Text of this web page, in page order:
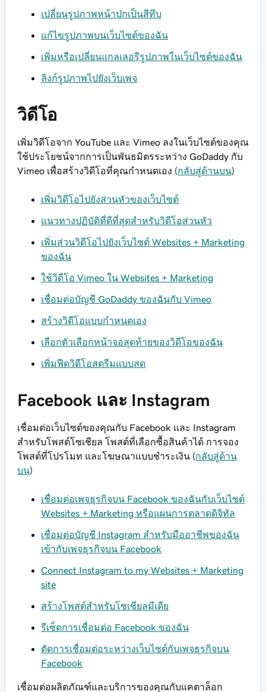
เปลี่ยนรูปภาพหน้าปกเป็นสีทึบ
แก้ไขรูปภาพบนเว็บไซต์ของฉัน
เพิ่มหรือเปลี่ยนแกลเลอรีรูปภาพในเว็บไซต์ของฉัน
ลิงก์รูปภาพไปยังเว็บเพจ
วิดีโอ
เพิ่มวิดีโอจาก YouTube และ Vimeo ลงในเว็บไซต์ของคุณ
ใช้ประโยชน์จากการเป็นพันธมิตรระหว่าง GoDaddy กับ
Vimeo เพื่อสร้างวิดีโอที่คุณกำหนดเอง (กลับสู่ด้านบน)
เพิ่มวิดีโอไปยังส่วนหัวของเว็บไซต์
แนวทางปฏิบัติที่ดีที่สุดสำหรับวิดีโอส่วนหัว
เพิ่มส่วนวิดีโอไปยังเว็บไซต์ Websites + Marketing
ของฉัน
ใช้วิดีโอ Vimeo ใน Websites + Marketing
เชื่อมต่อบัญชี GoDaddy ของฉันกับ Vimeo
สร้างวิดีโอแบบกำหนดเอง
เลือกตัวเลือกหน้าจอสุดท้ายของวิดีโอของฉัน
เพิ่มฟีดวิดีโอสตรีมแบบสด
Facebook และ Instagram
เชื่อมต่อเว็บไซต์ของคุณกับ Facebook และ Instagram
สำหรับโพสต์โซเชียล โพสต์ที่เลือกซื้อสินค้าได้ การจอง
โพสต์ที่โปรโมท และโฆษณาแบบชำระเงิน ​ (กลับสู่ด้าน
บน)
เชื่อมต่อเพจธุรกิจบน Facebook ของฉันกับเว็บไซต์
Websites + Marketing หรือแผนการตลาดดิจิทัล
เชื่อมต่อบัญชี Instagram สำหรับมืออาชีพของฉัน
เข้ากับเพจธุรกิจบน Facebook
Connect Instagram to my Websites + Marketing
site
สร้างโพสต์สำหรับโซเชียลมีเดีย
รีเซ็ตการเชื่อมต่อ Facebook ของฉัน
ตัดการเชื่อมต่อระหว่างเว็บไซต์กับเพจธุรกิจบน
Facebook
เชื่อมต่อผลิตภัณฑ์และบริการของคุณกับแคตาล็อก